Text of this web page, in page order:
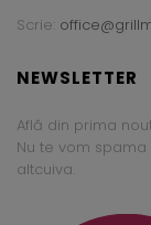
Scrie:
NEWSLETTER
Află din prima
Nu te vom
altcuiva.